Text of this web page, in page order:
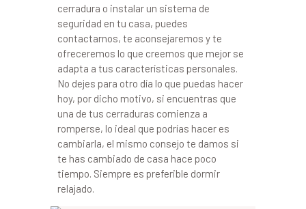
cerradura o instalar un sistema de
seguridad en tu casa, puedes
contactarnos, te aconsejaremos y te
ofreceremos lo que creemos que mejor se
adapta a tus características personales.
No dejes para otro día lo que puedas hacer
hoy, por dicho motivo, si encuentras que
una de tus cerraduras comienza a
romperse, lo ideal que podrías hacer es
cambiarla, el mismo consejo te damos si
te has cambiado de casa hace poco
tiempo. Siempre es preferible dormir
relajado.